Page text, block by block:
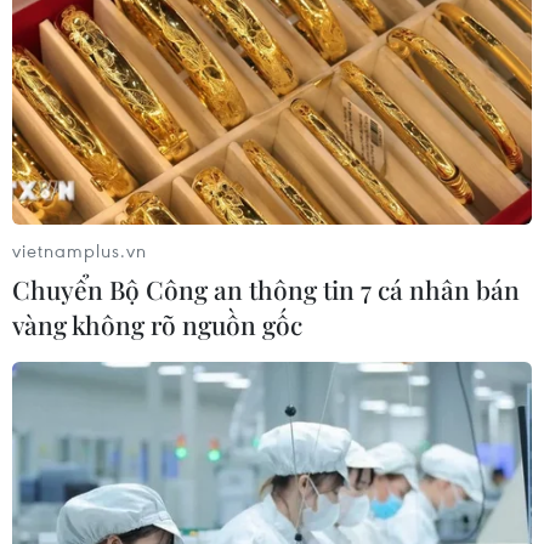
Bình Dương chuẩn bị khôi phục sản xuất
sau “bình thường mới”
22/09/2021 22:15
vietnamplus.vn
Chuyển Bộ Công an thông tin 7 cá nhân bán
vàng không rõ nguồn gốc